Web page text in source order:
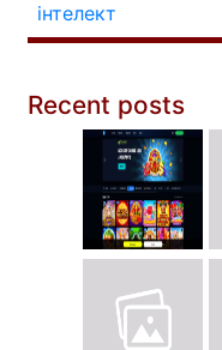
інтелект
Recent posts